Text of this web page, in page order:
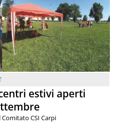
estivi aperti
CSI Carpi